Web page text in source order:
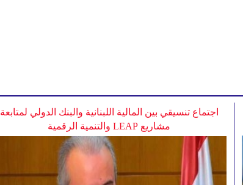
اجتماع تنسيقي بين المالية اللبنانية والبنك الدولي لمتابعة
مشاريع LEAP والتنمية الرقمية